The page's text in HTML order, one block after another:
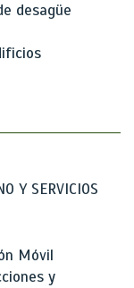
desagüe
Y SERVICIOS
Móvil
y